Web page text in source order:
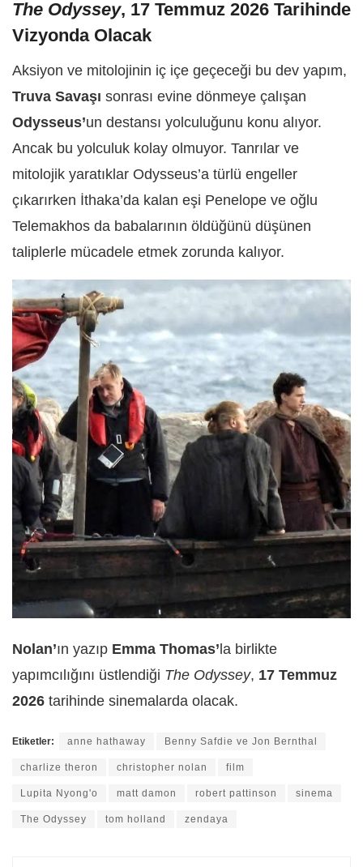
The Odyssey, 17 Temmuz 2026 Tarihinde
Vizyonda Olacak
Aksiyon ve mitolojinin iç içe geçeceği bu dev yapım,
Truva Savaşı sonrası evine dönmeye çalışan
Odysseus’un destansı yolculuğunu konu alıyor.
Ancak bu yolculuk kolay olmuyor. Tanrılar ve
mitolojik yaratıklar Odysseus’a türlü engeller
çıkarırken İthaka’da kalan eşi Penelope ve oğlu
Telemakhos da babalarının öldüğünü düşünen
taliplerle mücadele etmek zorunda kalıyor.
Nolan’ın yazıp Emma Thomas’ la birlikte
yapımcılığını üstlendiği The Odyssey, 17 Temmuz
2026 tarihinde sinemalarda olacak.
Etiketler: anne hathaway Benny Safdie ve Jon Bernthal
charlize theron christopher nolan film
Lupita Nyong'o matt damon robert pattinson sinema
The Odyssey tom holland zendaya